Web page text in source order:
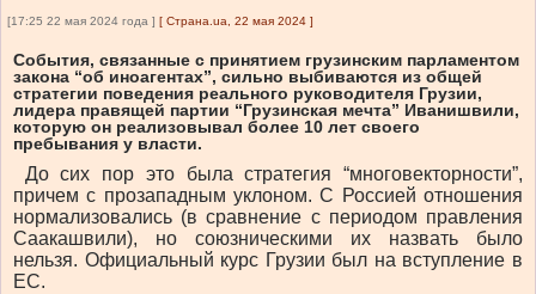
[17:25 22 мая 2024 года ] [ Страна.ua, 22 мая 2024 ]
События, связанные с принятием грузинским парламентом
закона “об иноагентах”, сильно выбиваются из общей
стратегии поведения реального руководителя Грузии,
лидера правящей партии “Грузинская мечта” Иванишвили,
которую он реализовывал более 10 лет своего
пребывания у власти.
До сих пор это была стратегия “многовекторности”,
причем с прозападным уклоном. С Россией отношения
нормализовались (в сравнение с периодом правления
Саакашвили), но союзническими их назвать было
нельзя. Официальный курс Грузии был на вступление в
ЕС.